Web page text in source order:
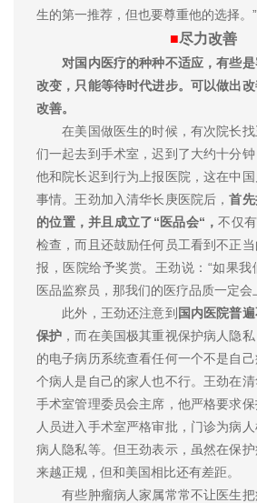
生的第一推荐，但也要尊重他的选择。”
■尽力改善
对国内医疗的种种不适应，有些
改变，只能等待时代进步。可以做出
改善。
在美国做医生的时候，有次院长找
们一起去到手术室，迟到了大约十分
他和院长迟到行为上报医院，这在中
事情。王劲加入清华长庚医院后，首
的位置，并且成立了“医品会“，不仅
检查，而且还鼓励任何员工看到不正
报，医院给予奖赏。王劲说：“如果
医品监察员，那我们的医疗品质一定会
此外，王劲还注意到 国内医院普
保护 ，而在美国极其重视保护病人隐
的电子病历系统查看任何一个不是自
个病人是自己的家人也不行。王劲在
手术室管理委员会主席，他严格要求
人员进入手术室严格审批，门诊为病
病人隐私等。但王劲表示，虽然在保
来越正规，但和美国相比还有差距。
有些肿瘤病人家属常常不让医生把